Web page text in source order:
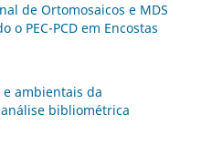
de Ortomosaicos e MDS
o PEC-PCD em Encostas
ambientais da
bibliométrica